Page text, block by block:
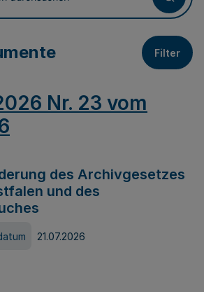
Filter
Nr. 23 vom
des Archivgesetzes
und des
21.07.2026